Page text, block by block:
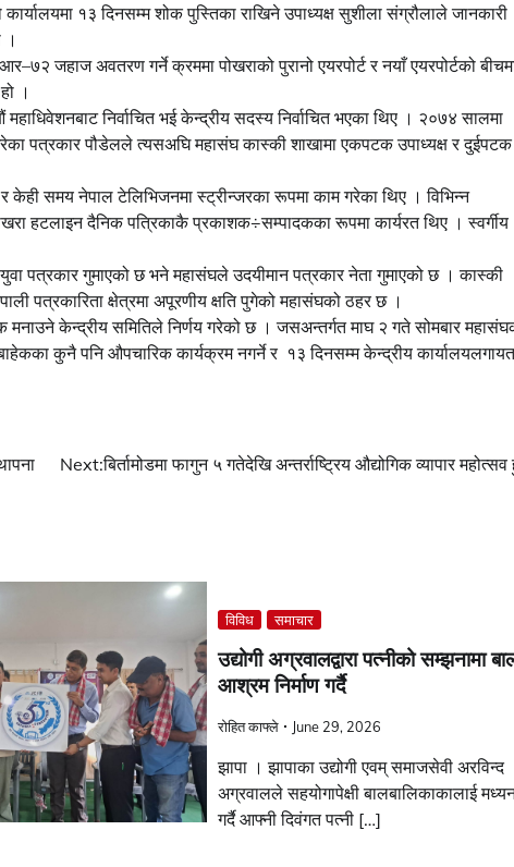
१३ दिनसम्म शोक पुस्तिका राखिने उपाध्यक्ष सुशीला संग्रौलाले जानकारी
।
जहाज अवतरण गर्ने क्रममा पोखराको पुरानो एयरपोर्ट र नयाँ एयरपोर्टको
।
निर्वाचित भई केन्द्रीय सदस्य निर्वाचित भएका थिए । २०७४ सालमा
पत्रकार पौडेलले त्यसअघि महासंघ कास्की शाखामा एकपटक उपाध्यक्ष र दुईपटक
समय नेपाल टेलिभिजनमा स्ट्रीन्जरका रूपमा काम गरेका थिए । विभिन्न
हटलाइन दैनिक पत्रिकाकै प्रकाशक÷सम्पादकका रूपमा कार्यरत थिए । स्वर्गीय
पत्रकार गुमाएको छ भने महासंघले उदयीमान पत्रकार नेता गुमाएको छ । कास्की
पत्रकारिता क्षेत्रमा अपूरणीय क्षति पुगेको महासंघको ठहर छ ।
केन्द्रीय समितिले निर्णय गरेको छ । जसअन्तर्गत माघ २ गते सोमबार
कुनै पनि औपचारिक कार्यक्रम नगर्ने र १३ दिनसम्म केन्द्रीय कार्यालयलगायत
Next:बिर्तामोडमा फागुन ५ गतेदेखि अन्तर्राष्ट्रिय औद्योगिक व्यापार
विविध समाचार
उद्योगी अग्रवालद्वारा पत्नीको सम्झनामा
आश्रम निर्माण गर्दै
रोहित काफ्ले June 29, 2026
झापा । झापाका उद्योगी एवम् समाजसेवी अरविन्द
अग्रवालले सहयोगापेक्षी बालबालिकाकालाई
गर्दै आफ्नी दिवंगत पत्नी […]